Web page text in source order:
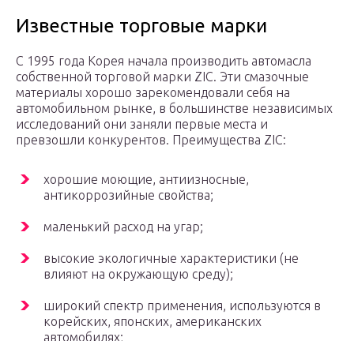
Известные торговые марки
С 1995 года Корея начала производить автомасла
собственной торговой марки ZIC. Эти смазочные
материалы хорошо зарекомендовали себя на
автомобильном рынке, в большинстве независимых
исследований они заняли первые места и
превзошли конкурентов. Преимущества ZIC:
хорошие моющие, антиизносные,
антикоррозийные свойства;
маленький расход на угар;
высокие экологичные характеристики (не
влияют на окружающую среду);
широкий спектр применения, используются в
корейских, японских, американских
автомобилях;